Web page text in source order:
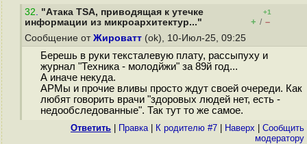
32. "Атака TSA, приводящая к утечке
информации из микроархитектур..."
+1
+ / –
Сообщение от Жироватт (ok), 10-Июл-25, 09:25
Берешь в руки тексталевую плату, рассыпуху и
журнал "Техника - молодйжи" за 89й год...
А иначе некуда.
АРМы и прочие вливы просто ждут своей очереди. Как
любят говорить врачи "здоровых людей нет, есть -
недообследованные". Так тут то же самое.
Ответить Правка| К родителю #7 Наверх
Cообщить
модератору